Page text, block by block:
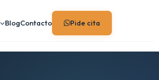
BlogContacto Pide cita